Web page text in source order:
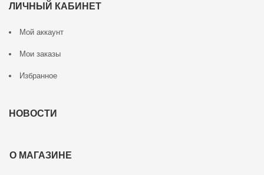
ЛИЧНЫЙ КАБИНЕТ
Мой аккаунт
Мои заказы
Избранное
НОВОСТИ
О МАГАЗИНЕ